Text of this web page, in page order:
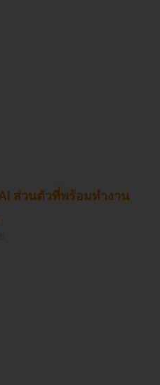
AI ส่วนตัวที่พร้อมทำงาน